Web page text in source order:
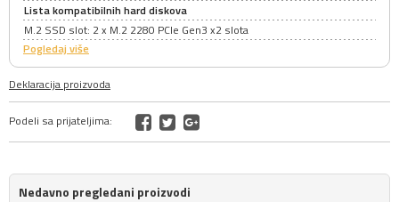
Lista kompatibilnih hard diskova
M.2 SSD slot: 2 x M.2 2280 PCIe Gen3 x2 slota
Pogledaj više
Deklaracija proizvoda
Podeli sa prijateljima:
Nedavno pregledani proizvodi